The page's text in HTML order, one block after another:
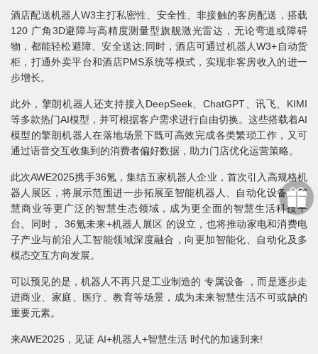
酒店配送机器人W3主打私密性、安全性、非接触的客房配送，搭载
120 广角3D避障与高精度测量型旗舰激光雷达，无论弯道或障碍
物，都能轻松避障、安全送达;同时，酒店可通过机器人W3+自动货
柜，打通外卖平台和酒店PMS系统等模式，实现非客房收入的进一
步增长。
此外，擎朗机器人还支持接入DeepSeek、ChatGPT、讯飞、KIMI
等多款热门AI模型，并可根据客户需求进行自由切换。这些搭载着AI
模型的擎朗机器人在落地场景下既可高效完成各类繁琐工作，又可
通过语音交互收集到的消费者偏好数据，助力门店优化运营策略。
此次AWE2025携手36氪，集结五家机器人企业，首次引入高规格机
器人展区，将展示范围进一步拓展至智能机器人、自动化设备、智
慧商业等更广泛的智慧生态领域，成为更全面的智慧生活科技平
台。同时， 36氪未来+机器人展区 的设立，也将推动家电和消费电
子产业与前沿人工智能领域深度融合，向更加智能化、自动化及多
模态交互方向发展。
可以预见的是，机器人不再只是工业制造的 专属设备 ，而是逐步走
进商业、家庭、医疗、教育等场景，成为未来智慧生活不可或缺的
重要元素。
来AWE2025，见证 AI+机器人+智慧生活 时代的加速到来!